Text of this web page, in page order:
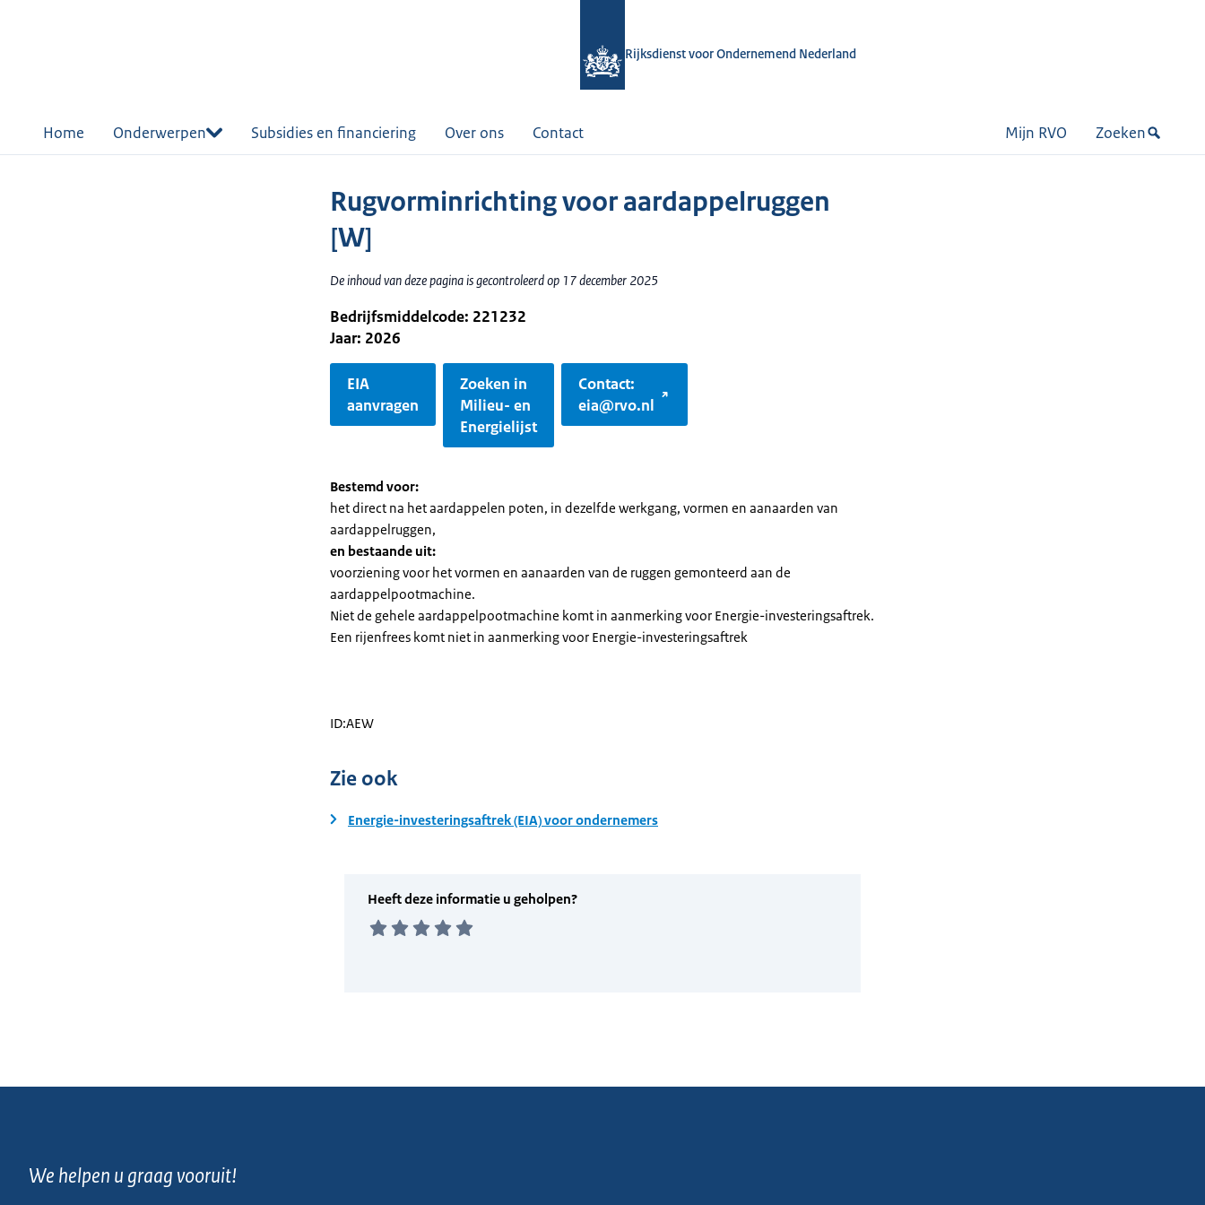
Rijksdienst voor Ondernemend Nederland
Home Onderwerpen Subsidies en financiering Over ons Contact Mijn RVO Zoeken
Rugvorminrichting voor aardappelruggen
[W]
De inhoud van deze pagina is gecontroleerd op 17 december 2025
Bedrijfsmiddelcode: 221232
Jaar: 2026
EIA
aanvragen
Zoeken in
Milieu- en
Energielijst
Contact:
eia@rvo.nl
Bestemd voor:
het direct na het aardappelen poten, in dezelfde werkgang, vormen en aanaarden van
aardappelruggen,
en bestaande uit:
voorziening voor het vormen en aanaarden van de ruggen gemonteerd aan de
aardappelpootmachine.
Niet de gehele aardappelpootmachine komt in aanmerking voor Energie-investeringsaftrek.
Een rijenfrees komt niet in aanmerking voor Energie-investeringsaftrek
ID:AEW
Zie ook
Energie-investeringsaftrek (EIA) voor ondernemers
We helpen u graag vooruit!